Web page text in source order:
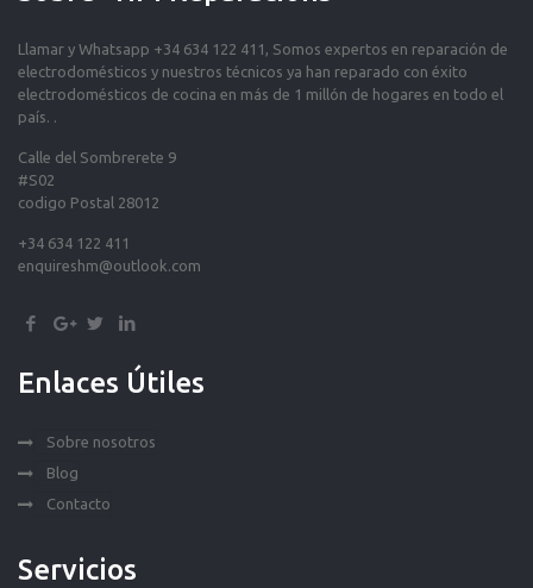
Llamar y Whatsapp +34 634 122 411, Somos expertos en reparación de
electrodomésticos y nuestros técnicos ya han reparado con éxito
electrodomésticos de cocina en más de 1 millón de hogares en todo el
país. .
Calle del Sombrerete 9
#S02
codigo Postal 28012
+34 634 122 411
enquireshm@outlook.com
Enlaces Útiles
Sobre nosotros
Blog
Contacto
Servicios